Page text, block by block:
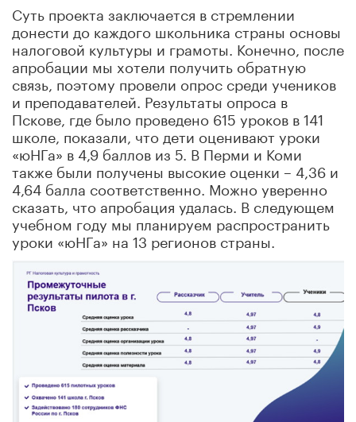
Суть проекта заключается в стремлении
донести до каждого школьника страны основы
налоговой культуры и грамоты. Конечно, после
апробации мы хотели получить обратную
связь, поэтому провели опрос среди учеников
и преподавателей. Результаты опроса в
Пскове, где было проведено 615 уроков в 141
школе, показали, что дети оценивают уроки
«юНГа» в 4,9 баллов из 5. В Перми и Коми
также были получены высокие оценки – 4,36 и
4,64 балла соответственно. Можно уверенно
сказать, что апробация удалась. В следующем
учебном году мы планируем распространить
уроки «юНГа» на 13 регионов страны.